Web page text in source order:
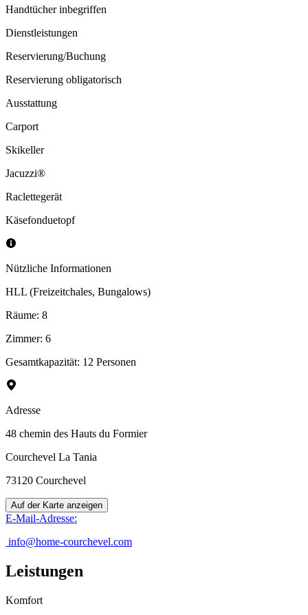
Handtücher inbegriffen
Dienstleistungen
Reservierung/Buchung
Reservierung obligatorisch
Ausstattung
Carport
Skikeller
Jacuzzi®
Raclettegerät
Käsefonduetopf
Nützliche Informationen
HLL (Freizeitchales, Bungalows)
Räume: 8
Zimmer: 6
Gesamtkapazität: 12 Personen
Adresse
48 chemin des Hauts du Formier
Courchevel La Tania
73120 Courchevel
Auf der Karte anzeigen
E-Mail-Adresse:
info@home-courchevel.com
Leistungen
Komfort